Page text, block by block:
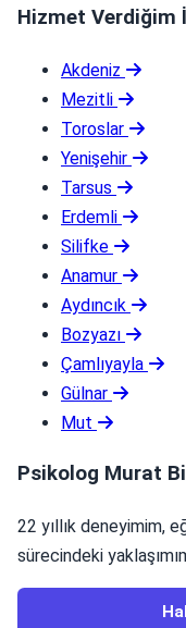
Hizmet Verdiğim
Akdeniz
Mezitli
Toroslar
Yenişehir
Tarsus
Erdemli
Silifke
Anamur
Aydıncık
Bozyazı
Çamlıyayla
Gülnar
Mut
Psikolog Murat
22 yıllık deneyimim,
sürecindeki